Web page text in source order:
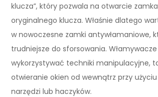
klucza”, który pozwala na otwarcie
oryginalnego klucza. Właśnie dlatego
w nowoczesne zamki antywłamaniowe,
trudniejsze do sforsowania.
wykorzystywać techniki manipulacyjne,
otwieranie okien od wewnątrz przy użyciu
narzędzi lub haczyków.